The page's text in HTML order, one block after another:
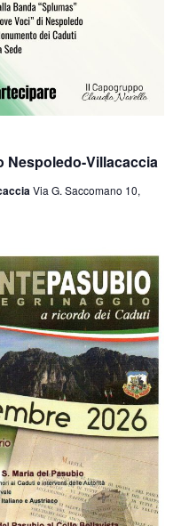
Nespoledo-Villacaccia
Via G. Saccomano 10,